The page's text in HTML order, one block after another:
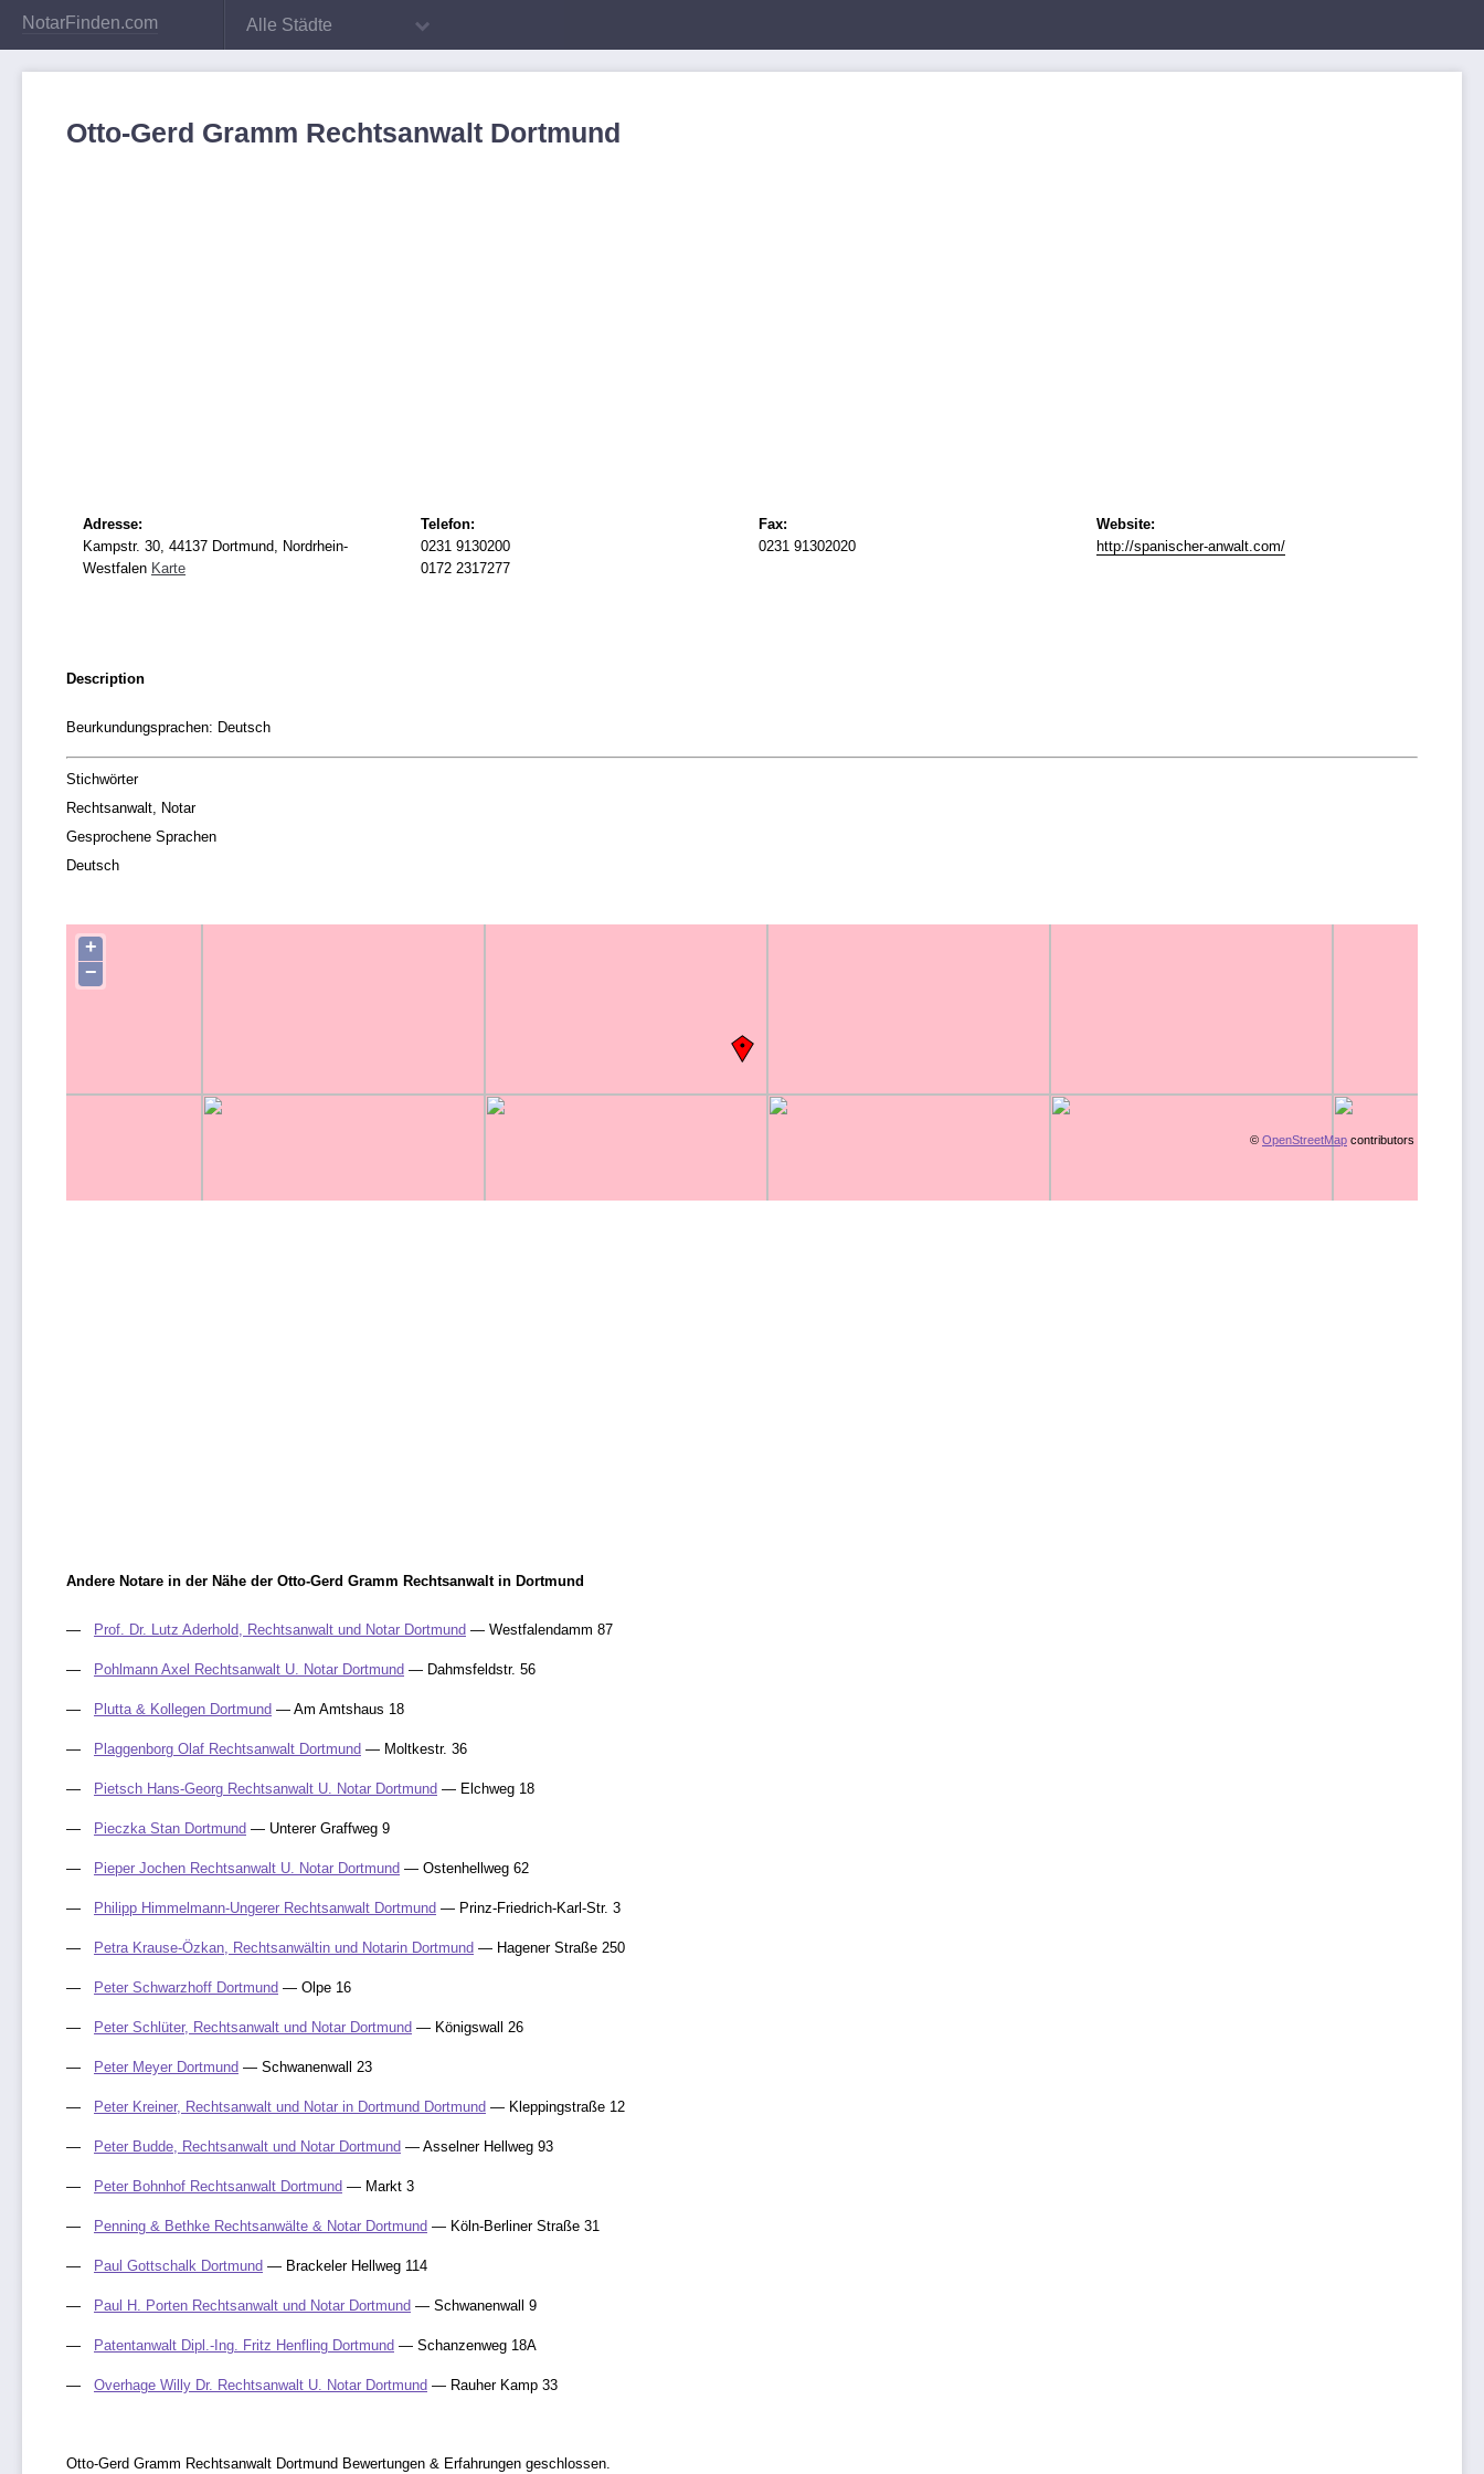
NotarFinden.com Alle Städte
Otto-Gerd Gramm Rechtsanwalt Dortmund
Adresse:
Kampstr. 30, 44137 Dortmund, Nordrhein-
Westfalen Karte
Telefon:
0231 9130200
0172 2317277
Fax:
0231 91302020
Website:
http://spanischer-anwalt.com/
Description
Beurkundungsprachen: Deutsch
Stichwörter
Rechtsanwalt, Notar
Gesprochene Sprachen
Deutsch
+
−
© OpenStreetMap contributors
Andere Notare in der Nähe der Otto-Gerd Gramm Rechtsanwalt in Dortmund
Prof. Dr. Lutz Aderhold, Rechtsanwalt und Notar Dortmund — Westfalendamm 87
Pohlmann Axel Rechtsanwalt U. Notar Dortmund — Dahmsfeldstr. 56
Plutta & Kollegen Dortmund — Am Amtshaus 18
Plaggenborg Olaf Rechtsanwalt Dortmund — Moltkestr. 36
Pietsch Hans-Georg Rechtsanwalt U. Notar Dortmund — Elchweg 18
Pieczka Stan Dortmund — Unterer Graffweg 9
Pieper Jochen Rechtsanwalt U. Notar Dortmund — Ostenhellweg 62
Philipp Himmelmann-Ungerer Rechtsanwalt Dortmund — Prinz-Friedrich-Karl-Str. 3
Petra Krause-Özkan, Rechtsanwältin und Notarin Dortmund — Hagener Straße 250
Peter Schwarzhoff Dortmund — Olpe 16
Peter Schlüter, Rechtsanwalt und Notar Dortmund — Königswall 26
Peter Meyer Dortmund — Schwanenwall 23
Peter Kreiner, Rechtsanwalt und Notar in Dortmund Dortmund — Kleppingstraße 12
Peter Budde, Rechtsanwalt und Notar Dortmund — Asselner Hellweg 93
Peter Bohnhof Rechtsanwalt Dortmund — Markt 3
Penning & Bethke Rechtsanwälte & Notar Dortmund — Köln-Berliner Straße 31
Paul Gottschalk Dortmund — Brackeler Hellweg 114
Paul H. Porten Rechtsanwalt und Notar Dortmund — Schwanenwall 9
Patentanwalt Dipl.-Ing. Fritz Henfling Dortmund — Schanzenweg 18A
Overhage Willy Dr. Rechtsanwalt U. Notar Dortmund — Rauher Kamp 33
Otto-Gerd Gramm Rechtsanwalt Dortmund Bewertungen & Erfahrungen geschlossen.